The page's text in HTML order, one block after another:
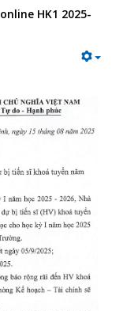
HK1 2025-